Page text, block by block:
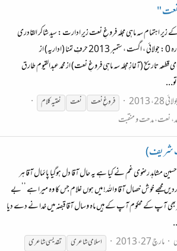
نعت "
اہتمام سہ ماہی مجلہ فروغِ نعت زیرِ ادارت : سید شاکر القادری
چشتی نظامی مشمولات شمارہ 0 : جولائی ، اگست ، ستمبر 2013 حرفِ تمنا (اداریہ) از
قطعہ تاریخ (آغازِ مجلہ سہ ماہی فروغِ نعت) از محمد عبدالقیوم طارق
28، 2013 فروغِ نعت نعت نعتیہکلام
نعت، مدحت و منقبت
شریف)
مشاہد رضوی غم نے کیا ہے یہ حال آقا دل ہوگیا پائمال آقا ہر
مجھے خوش خصال آقا واللہ! میں ہوں غلام جس کا وہ میرا ہے ’’بے
بھی آپ کے محکوم آپ کے ہیں ماہ وسال آقا قبضہ میں خدا نے دے دیا
مارچ 27، 2013 اسلامی شاعری
تقدیسی شاعری